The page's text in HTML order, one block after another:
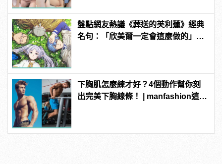
盤點網友熱議《葬送的芙利蓮》經典
名句：「欣美爾一定會這麼做的」超
下胸肌怎麼練才好？4個動作幫你刻
出完美下胸線條！ | manfashion這樣